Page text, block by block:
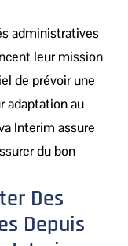
administratives
leur mission
de prévoir une
adaptation au
Interim assure
du bon
Des
Depuis